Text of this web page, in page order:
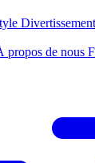
Divertissement
propos de nous